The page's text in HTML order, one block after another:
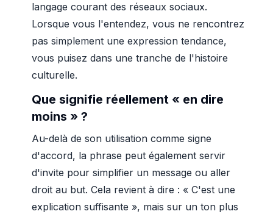
langage courant des réseaux sociaux.
Lorsque vous l'entendez, vous ne rencontrez
pas simplement une expression tendance,
vous puisez dans une tranche de l'histoire
culturelle.
Que signifie réellement « en dire
moins » ?
Au-delà de son utilisation comme signe
d'accord, la phrase peut également servir
d'invite pour simplifier un message ou aller
droit au but. Cela revient à dire : « C'est une
explication suffisante », mais sur un ton plus